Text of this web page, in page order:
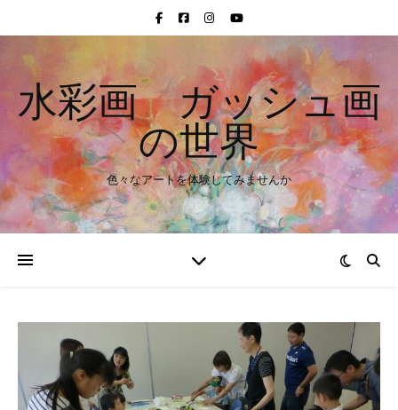
水彩画 ガッシュ画
の世界
色々なアートを体験してみませんか